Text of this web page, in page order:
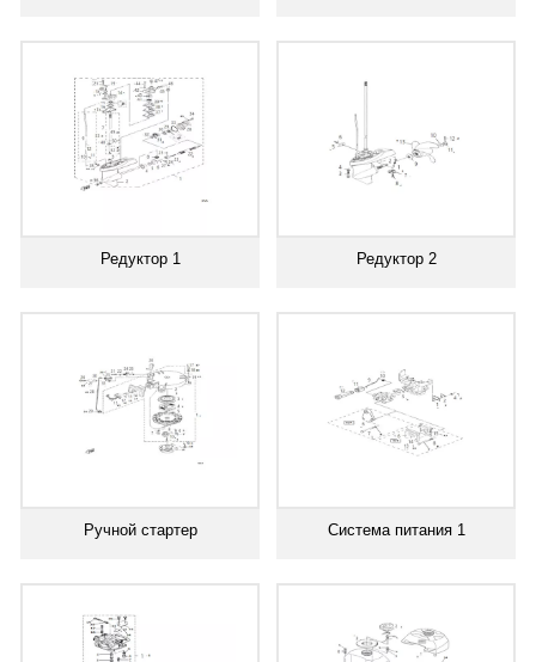
Редуктор 1 Редуктор 2
Ручной стартер Система питания 1